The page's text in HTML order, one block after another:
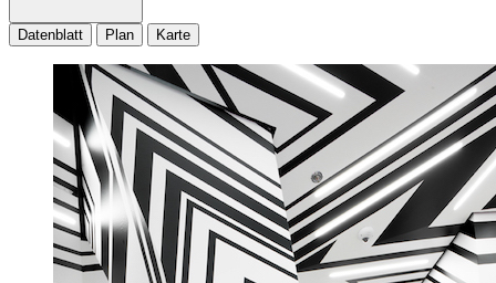
Datenblatt Plan Karte